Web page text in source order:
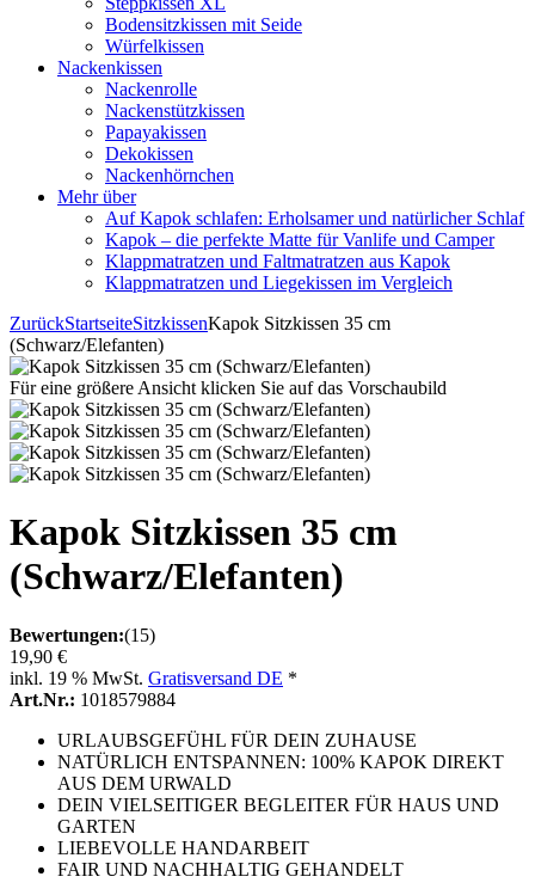
Bodensitzkissen mit Seide
Würfelkissen
Nackenkissen
Nackenrolle
Nackenstützkissen
Papayakissen
Dekokissen
Nackenhörnchen
Mehr über
Auf Kapok schlafen: Erholsamer und natürlicher Schlaf
Kapok – die perfekte Matte für Vanlife und Camper
Klappmatratzen und Faltmatratzen aus Kapok
Klappmatratzen und Liegekissen im Vergleich
ZurückStartseiteSitzkissenKapok Sitzkissen 35 cm
(Schwarz/Elefanten)
Für eine größere Ansicht klicken Sie auf das Vorschaubild
Kapok Sitzkissen 35 cm
(Schwarz/Elefanten)
Bewertungen:(15)
19,90 €
inkl. 19 % MwSt. Gratisversand DE *
Art.Nr.: 1018579884
URLAUBSGEFÜHL FÜR DEIN ZUHAUSE
NATÜRLICH ENTSPANNEN: 100% KAPOK DIREKT
AUS DEM URWALD
DEIN VIELSEITIGER BEGLEITER FÜR HAUS UND
GARTEN
LIEBEVOLLE HANDARBEIT
FAIR UND NACHHALTIG GEHANDELT